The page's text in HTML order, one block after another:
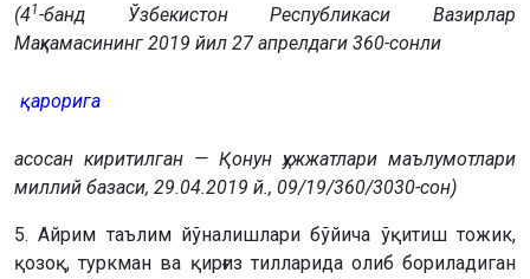
(41-банд Ўзбекистон Республикаси Вазирлар
Маҳкамасининг 2019 йил 27 апрелдаги 360-сонли
қарорига
асосан киритилган — Қонун ҳужжатлари маълумотлари
миллий базаси, 29.04.2019 й., 09/19/360/3030-сон)
5. Айрим таълим йўналишлари бўйича ўқитиш тожик,
қозоқ, туркман ва қирғиз тилларида олиб бориладиган